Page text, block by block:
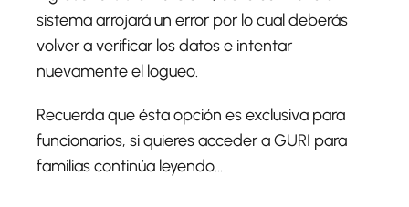
sistema arrojará un error por lo cual deberás
volver a verificar los datos e intentar
nuevamente el logueo.
Recuerda que ésta opción es exclusiva para
funcionarios, si quieres acceder a GURI para
familias continúa leyendo...